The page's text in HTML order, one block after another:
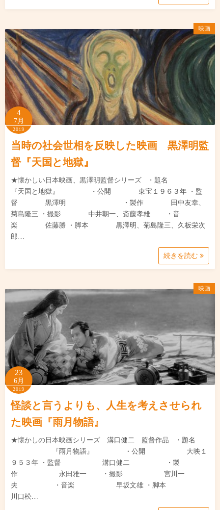
映画
4
7月
2019
当時の社会世相を反映した映画 黒澤明監
督『天国と地獄』
★懐かしい日本映画、黒澤明監督シリーズ ・題名
『天国と地獄』 ・公開 東宝１９６３年 ・監
督 黒澤明 ・製作 田中友幸、
菊島隆三 ・撮影 中井朝一、斎藤孝雄 ・音
楽 佐藤勝 ・脚本 黒澤明、菊島隆三、久板栄次
郎…
続きを読む
映画
23
6月
2019
怪談と言うよりも、人生を考えさせられ
た映画『雨月物語』
★懐かしの日本映画シリーズ 溝口健二 監督作品 ・題名
『雨月物語』 ・公開 大映１
９５３年 ・監督 溝口健二 ・製
作 永田雅一 ・撮影 宮川一
夫 ・音楽 早坂文雄 ・脚本
川口松…